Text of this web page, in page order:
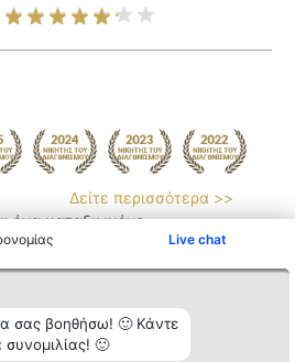
Live chat
σας βοηθήσω! 🙂 Κάντε
συνομιλίας! 🙂
Δείτε περισσότερα >>
ένα καταξιωμένο
βρίσκεται στη Βάρη, στη
18-20, και
χώρο της γαστρονομίας. Η
ως βασική προτεραιότητα